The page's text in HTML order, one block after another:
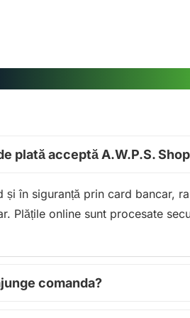
plată acceptă A.W.P.S.
și în siguranță prin card bancar,
Plățile online sunt procesate
comanda?